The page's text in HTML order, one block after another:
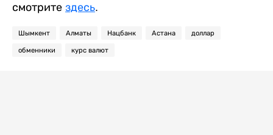
смотрите здесь.
Шымкент Алматы Нацбанк Астана доллар
обменники курс валют